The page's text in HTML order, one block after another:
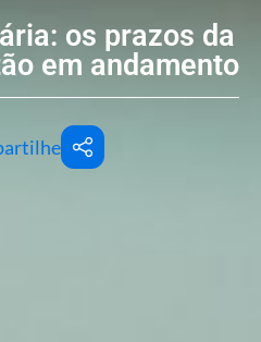
os prazos da
em andamento